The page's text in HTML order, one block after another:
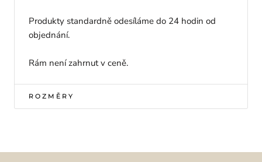
Produkty standardně odesíláme do 24 hodin od
objednání.
Rám není zahrnut v ceně.
ROZMĚRY